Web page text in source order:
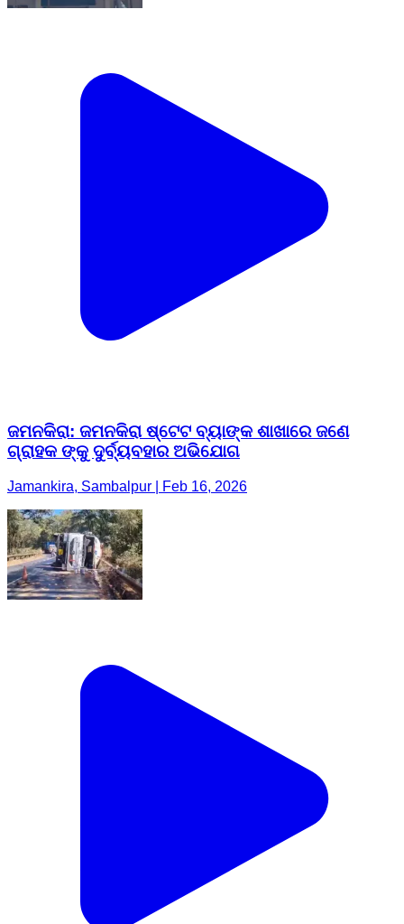
ଜମନକିରା: ଜମନକିରା ଷ୍ଟେଟ ବ୍ୟାଙ୍କ ଶାଖାରେ ଜଣେ
ଗ୍ରାହକ ଙ୍କୁ ଦୁର୍ବ୍ୟବହାର ଅଭିଯୋଗ
Jamankira, Sambalpur | Feb 16, 2026